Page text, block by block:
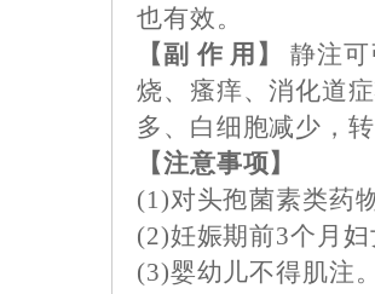
也有效。
【副 作 用】
静注
烧、瘙痒、消化道
多、白细胞减少，
【注意事项】
(1)对头孢菌素类药
(2)妊娠期前3个月
(3)婴幼儿不得肌注